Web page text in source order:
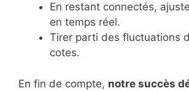
En restant connectés,
en temps réel.
Tirer parti des fluctuations
cotes.
En fin de compte, notre succès